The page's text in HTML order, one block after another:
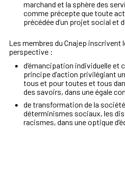
marchand et la sphère des
comme précepte que toute
précédée d’un projet social et
Les membres du Cnajep inscrivent
perspective :
d’émancipation individuelle et
principe d’action privilégiant
tous et pour toutes et tous
des savoirs, dans une égale
de transformation de la
déterminismes sociaux, les
racismes, dans une optique